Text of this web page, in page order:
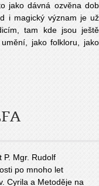
jako dávná ozvěna dob
i magický význam je už
tam kde jsou ještě
jako folkloru, jako
P. Mgr. Rudolf
po mnoho let
Cyrila a Metoděje na